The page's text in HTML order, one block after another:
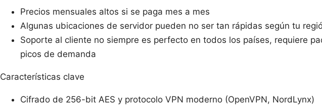
Precios mensuales altos si se paga mes a mes
Algunas ubicaciones de servidor pueden no ser tan rápidas según tu
Soporte al cliente no siempre es perfecto en todos los países, requiere
picos de demanda
Características clave
Cifrado de 256-bit AES y protocolo VPN moderno (OpenVPN, NordLynx)